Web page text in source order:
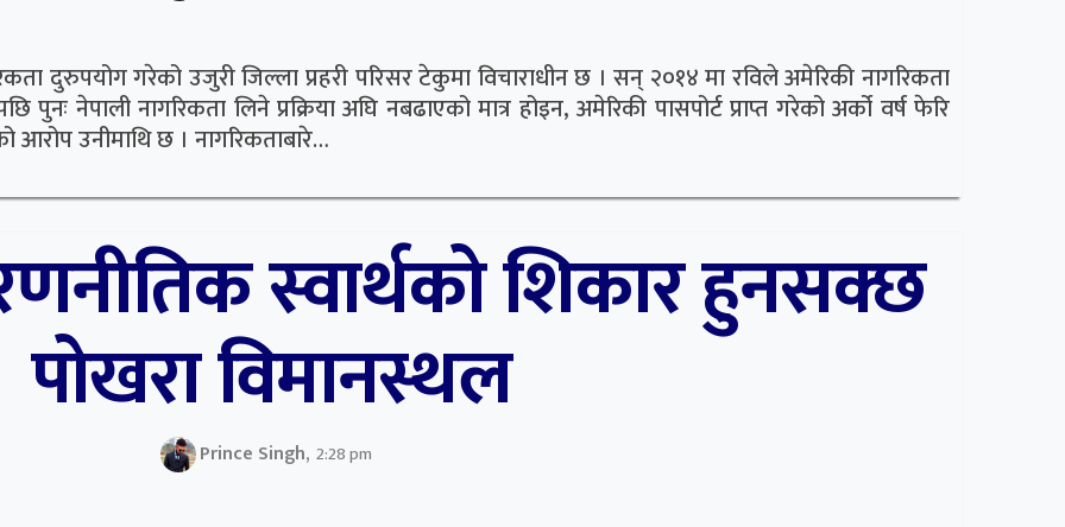
दुरुपयोग गरेको उजुरी जिल्ला प्रहरी परिसर टेकुमा विचाराधीन छ । सन् २०१४ मा रविले अमेरिकी नागरिकता
नेपाली नागरिकता लिने प्रक्रिया अघि नबढाएको मात्र होइन, अमेरिकी पासपोर्ट प्राप्त गरेको अर्को वर्ष फेरि
आरोप उनीमाथि छ । नागरिकताबारे…
स्वार्थको शिकार हुनसक्छ
पोखरा विमानस्थल
Prince Singh, 2:28 pm